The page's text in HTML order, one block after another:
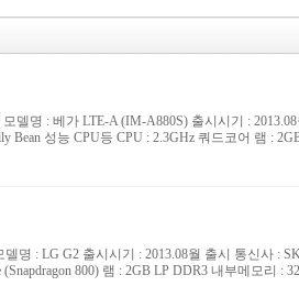
델명 : 베가 LTE-A (IM-A880S) 출시시기 :
Bean 성능 CPU등 CPU : 2.3GHz 쿼드코어 램 :
명 : LG G2 출시시기 : 2013.08월 출시 통신사 :
800) 램 : 2GB LP DDR3 내부메모리 :